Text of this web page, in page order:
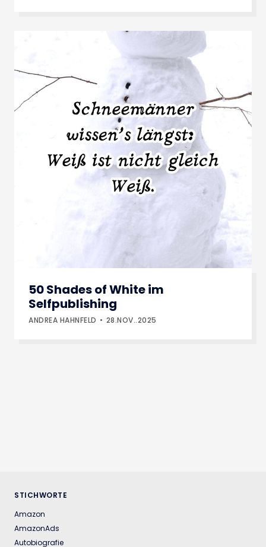
50 Shades of White im
Selfpublishing
ANDREA HAHNFELD 28.NOV..2025
STICHWORTE
Amazon
AmazonAds
Autobiografie